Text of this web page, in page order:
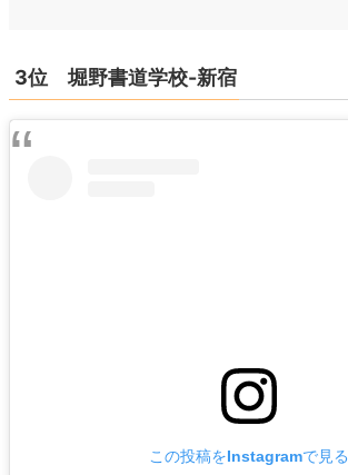
3位 堀野書道学校-新宿
この投稿をInstagramで見る